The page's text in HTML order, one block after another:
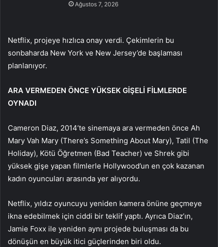
Ağustos 7, 2026
Netflix, projeye hızlıca onay verdi. Çekimlerin bu
sonbaharda New York ve New Jersey’de başlaması
planlanıyor.
ARA VERMEDEN ÖNCE YÜKSEK GİŞELİ FİLMLERDE
OYNADI
Cameron Diaz, 2014’te sinemaya ara vermeden önce Ah
Mary Vah Mary (There’s Something About Mary), Tatil (The
Holiday), Kötü Öğretmen (Bad Teacher) ve Shrek gibi
yüksek gişe yapan filmlerle Hollywood’un en çok kazanan
kadın oyuncuları arasında yer alıyordu.
Netflix, yıldız oyuncuyu yeniden kamera önüne geçmeye
ikna edebilmek için ciddi bir teklif yaptı. Ayrıca Diaz’ın,
Jamie Foxx ile yeniden aynı projede buluşması da bu
dönüşün en büyük itici güçlerinden biri oldu.